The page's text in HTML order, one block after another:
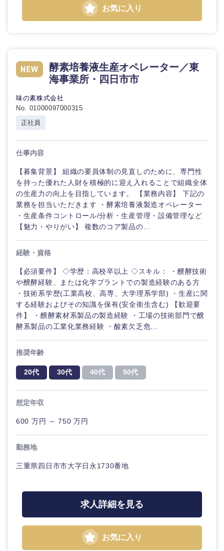
滋賀県
お気に入り
酵素培養液生産オペレーター／東
海事業所・四日市市
味の素株式会社
No. 01000097000315
正社員
仕事内容
【募集背景】 組織の要員体制の見直しのために、専門性
を持った優れた人財を積極的に迎え入れることで組織全体
の生産力の向上を目指しています。 【業務内容】 下記の
業務を担当いただきます ・酵素培養液製造オペレーター
・生産条件コントロール/分析・生産管理・設備管理など
【魅力・やりがい】 複数のコア製品の...
経験・資格
【必須要件】 ◇学歴：高校卒以上 ◇スキル： ・醗酵技術
や醗酵経験、または化学プラントでの製造経験のある方
・技術系学歴(工業高校、高専、大学理系学部) ・生産に関
する経験およびその知識を保有(安全衛生含む) 【歓迎要
件】 ・醗酵素材系製品の製造経験 ・工場の技術部門で醗
酵系製品の工業化業務経験 ・酸素欠乏危...
推奨年齢
20代 30代 40代 50代
想定年収
600 万円 ～ 750 万円
勤務地
三重県四日市市大字日永1730番地
求人詳細を見る
お気に入り